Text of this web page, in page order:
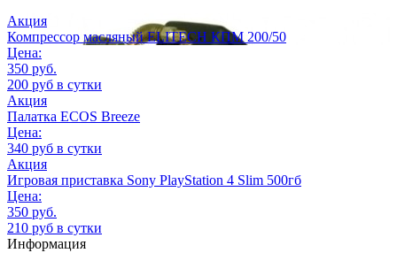
Акция
Компрессор масляный ELITECH КПМ 200/50
Цена:
350 руб.
200 руб в сутки
Акция
Палатка ECOS Breeze
Цена:
340 руб в сутки
Акция
Игровая приставка Sony PlayStation 4 Slim 500гб
Цена:
350 руб.
210 руб в сутки
Информация